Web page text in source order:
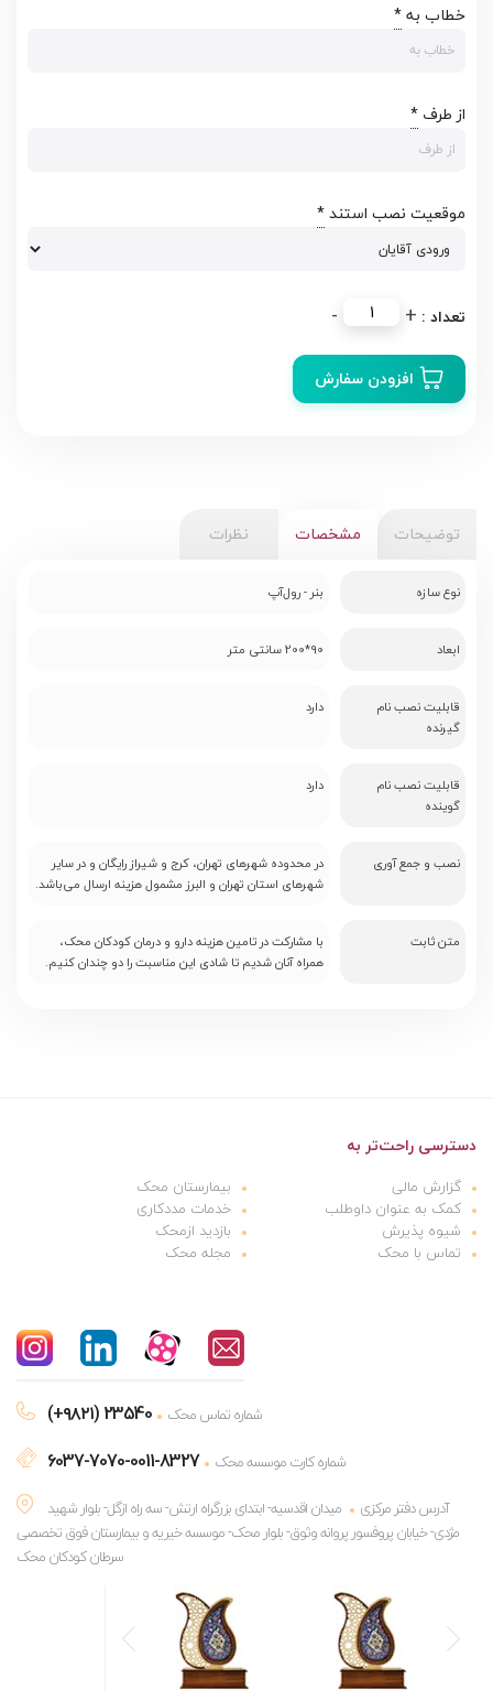
خطاب به*
از طرف *
موقعیت نصب استند*
استند
طرح
- +
افزودن سفارش
توضیحات مشخصات نظرات
نوع سازه بنر - رول‌آپ
ابعاد 90*200 سانتی متر
قابلیت نصب نام
گیرنده
دارد
قابلیت نصب نام
گوینده
دارد
نصب و جمع آوری
در محدوده شهرهای تهران، کرج و شیراز رایگان و در سایر
شهرهای استان تهران و البرز مشمول هزینه ارسال می‌باشد.
متن ثابت
با مشارکت در تامین هزینه دارو و درمان کودکان محک،
همراه آنان شدیم تا شادی این مناسبت را دو چندان کنیم.
دسترسی راحت‌تر به
گزارش مالی
بیمارستان محک
کمک به عنوان داوطلب
خدمات مددکاری
شیوه پذیرش
بازدید ازمحک
تماس با محک
مجله محک
(+۹۸۲۱) 23540 شماره تماس محک
6037-7070-0011-8327
شماره کارت موسسه محک
آدرس دفتر مرکزی
میدان اقدسیه- ابتدای بزرگراه ارتش- سه راه ازگل- بلوار شهید
مژدی- خیابان پروفسور پروانه وثوق- بلوار محک- موسسه خیریه و بیمارستان فوق تخصصی
سرطان کودکان محک